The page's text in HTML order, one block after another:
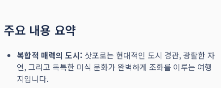
주요 내용 요약
복합적 매력의 도시: 삿포로는 현대적인 도시 경관, 광활한 자
연, 그리고 독특한 미식 문화가 완벽하게 조화를 이루는 여행
지입니다.